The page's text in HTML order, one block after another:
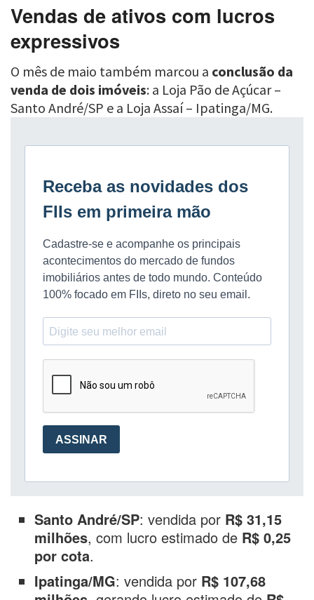
Vendas de ativos com lucros
expressivos
O mês de maio também marcou a conclusão da
venda de dois imóveis: a Loja Pão de Açúcar –
Santo André/SP e a Loja Assaí – Ipatinga/MG.
Santo André/SP: vendida por R$ 31,15
milhões, com lucro estimado de R$ 0,25
por cota.
Ipatinga/MG: vendida por R$ 107,68